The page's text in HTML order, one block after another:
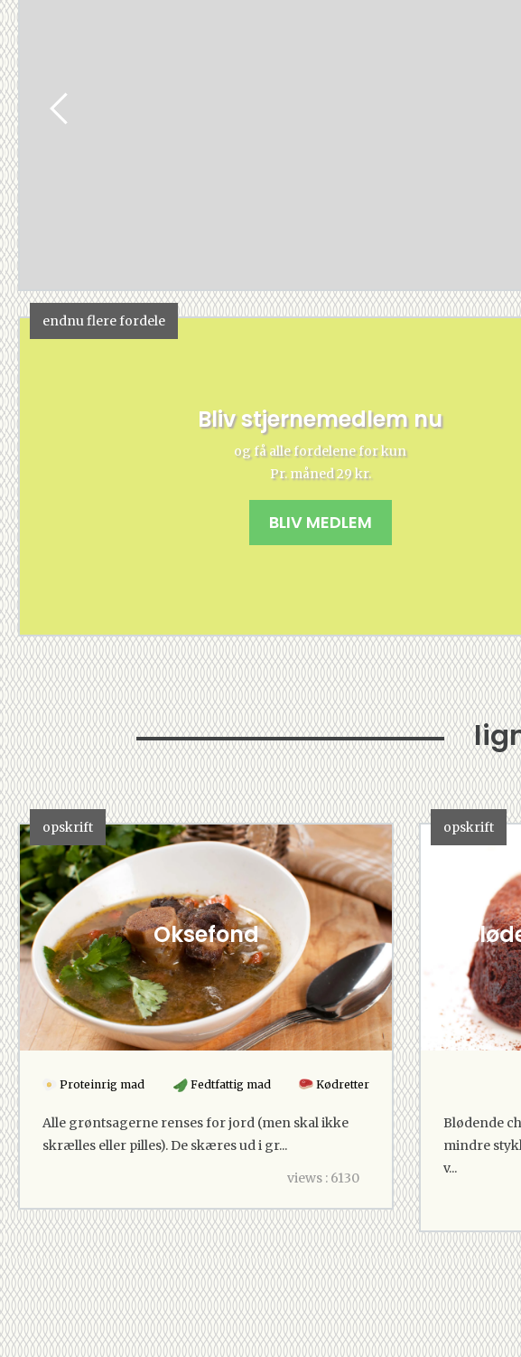
endnu flere fordele
Bliv stjernemedlem nu
og få alle fordelene for kun
Pr. måned 29 kr.
BLIV MEDLEM
opskrift
Oksefond
Proteinrig mad Fedtfattig mad Kødretter
Alle grøntsagerne renses for jord (men skal ikke
skrælles eller pilles). De skæres ud i gr...
views : 6130
opskrift
Blødende
mindre
v...